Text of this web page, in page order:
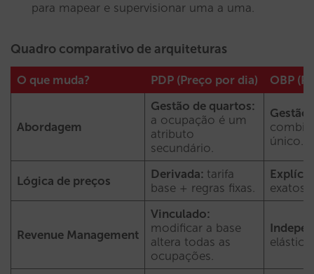
para mapear e supervisionar uma a uma.
Quadro comparativo de arquiteturas
O que muda? PDP (Preço por dia) OBP
Abordagem
Gestão de quartos:
a ocupação é um
atributo
secundário.
único.
Lógica de preços Derivada: tarifa
base + regras fixas.
exatos.
Revenue Management
Vinculado:
modificar a base
altera todas as
ocupações.